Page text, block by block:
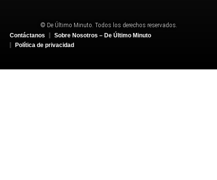
© De Último Minuto. Todos los derechos reservados.
Contáctanos
Sobre Nosotros – De Último Minuto
Política de privacidad